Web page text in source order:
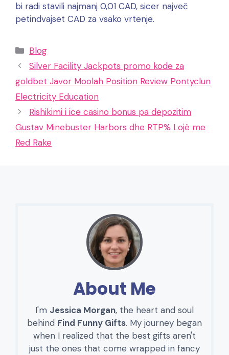
bi radi stavili najmanj 0,01 CAD, sicer največ
petindvajset CAD za vsako vrtenje.
Categories
Blog
Silver Facility Jackpots promo kode za
goldbet Javor Moolah Position Review Pontyclun
Electricity Education
Rishikimi i ice casino bonus pa depozitim
Gustav Minebuster Harbors dhe RTP% Lojë me
Red Rake
About Me
I'm Jessica Morgan, the heart and soul
behind Find Funny Gifts. My journey began
when I realized that the best gifts aren't
just the ones that come wrapped in fancy